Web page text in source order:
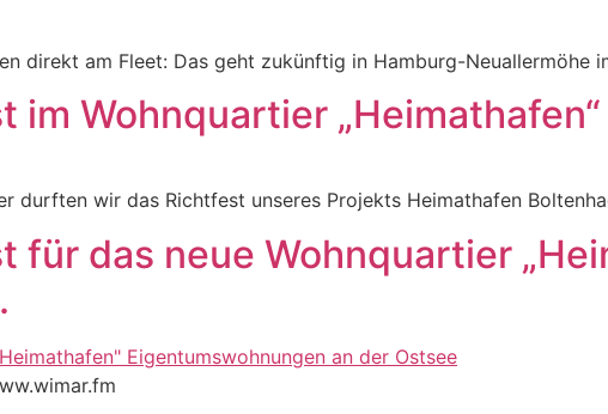
direkt am Fleet: Das geht zukünftig in Hamburg-Neuallermöhe
im Wohnquartier
durften wir das Richtfest unseres Projekts Heimathafen
für das neue Wohnquartier